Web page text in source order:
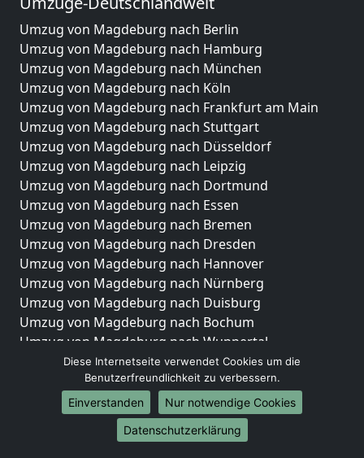
Umzug von Magdeburg nach Berlin
Umzug von Magdeburg nach Hamburg
Umzug von Magdeburg nach München
Umzug von Magdeburg nach Köln
Umzug von Magdeburg nach Frankfurt am Main
Umzug von Magdeburg nach Stuttgart
Umzug von Magdeburg nach Düsseldorf
Umzug von Magdeburg nach Leipzig
Umzug von Magdeburg nach Dortmund
Umzug von Magdeburg nach Essen
Umzug von Magdeburg nach Bremen
Umzug von Magdeburg nach Dresden
Umzug von Magdeburg nach Hannover
Umzug von Magdeburg nach Nürnberg
Umzug von Magdeburg nach Duisburg
Umzug von Magdeburg nach Bochum
Umzug von Magdeburg nach Wuppertal
Umzug von Magdeburg nach Bielefeld
Umzug von Magdeburg nach Bonn
Umzug von Magdeburg nach Münster
Internationale-Umzüge
Diese Internetseite verwendet Cookies um die
Benutzerfreundlichkeit zu verbessern.
Einverstanden
Nur notwendige Cookies
Datenschutzerklärung